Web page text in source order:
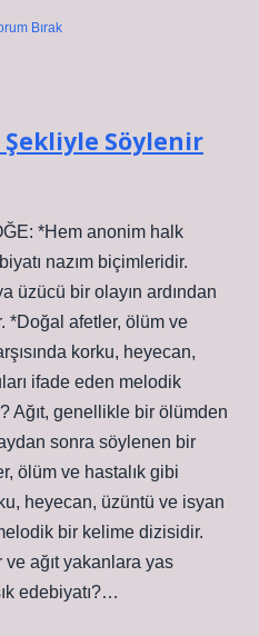
Bırak
Şekliyle Söylenir
*Hem anonim halk
nazım biçimleridir.
üzücü bir olayın ardından
*Doğal afetler, ölüm ve
korku, heyecan,
ifade eden melodik
Ağıt, genellikle bir ölümden
sonra söylenen bir
ölüm ve hastalık gibi
heyecan, üzüntü ve isyan
bir kelime dizisidir.
ve ağıt yakanlara yas
edebiyatı?…